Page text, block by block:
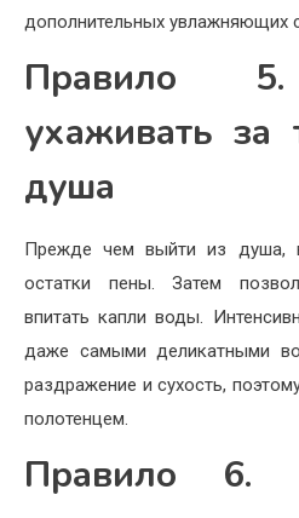
дополнительных увлажняющих
Правило
ухаживать за
душа
Прежде чем выйти из душа,
остатки пены. Затем
впитать капли воды.
даже самыми деликатными
раздражение и сухость,
полотенцем.
Правило 6.